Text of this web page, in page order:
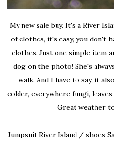
My new sale buy. It's a River
of clothes, it's easy, you don't
clothes. Just one simple item
dog on the photo! She's
walk. And I have to say, it
colder, everywhere fungi,
Great weather
Jumpsuit River Island / shoes